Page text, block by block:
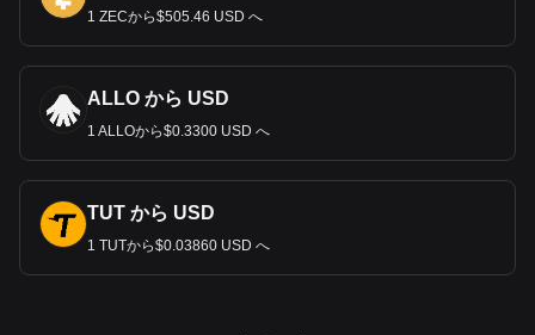
1 ZECから$505.46 USD へ
ALLO から USD
1 ALLOから$0.3300 USD へ
TUT から USD
1 TUTから$0.03860 USD へ